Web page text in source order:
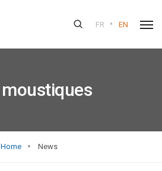
FR • EN
moustiques
Home News